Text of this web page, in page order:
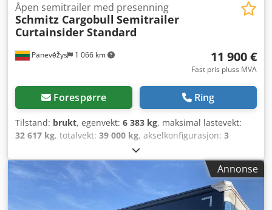
Panevėžys 1 066 km
Åpen semitrailer med presenning
Schmitz Cargobull Semitrailer
Curtainsider Standard
11 900 €
Fast pris pluss MVA
Forespørre Ring
Tilstand: brukt, egenvekt: 6 383 kg, maksimal lastevekt:
32 617 kg, totalvekt: 39 000 kg, akselkonfigurasjon: 3
09/2020
13 620 mm, lasteplassbredde:2 480 mm, lasteromshøyde:
2 780 mm
, lasteromsvolum: luft,
7 700 mm,
2020, Utstyr:
Annonse